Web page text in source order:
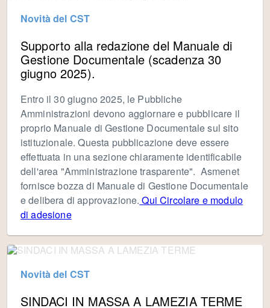
Novità del CST
Supporto alla redazione del Manuale di
Gestione Documentale (scadenza 30
giugno 2025).
Entro il 30 giugno 2025, le Pubbliche
Amministrazioni devono aggiornare e pubblicare il
proprio Manuale di Gestione Documentale sul sito
istituzionale. Questa pubblicazione deve essere
effettuata in una sezione chiaramente identificabile
dell'area "Amministrazione trasparente". Asmenet
fornisce bozza di Manuale di Gestione Documentale
e delibera di approvazione. Qui Circolare e modulo
di adesione
Novità del CST
SINDACI IN MASSA A LAMEZIA TERME